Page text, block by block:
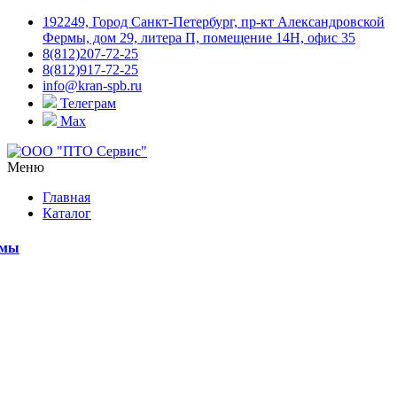
192249, Город Санкт-Петербург, пр-кт Александровской
Фермы, дом 29, литера П, помещение 14Н, офис 35
8(812)207-72-25
8(812)917-72-25
info@kran-spb.ru
Телеграм
Max
Меню
Главная
Каталог